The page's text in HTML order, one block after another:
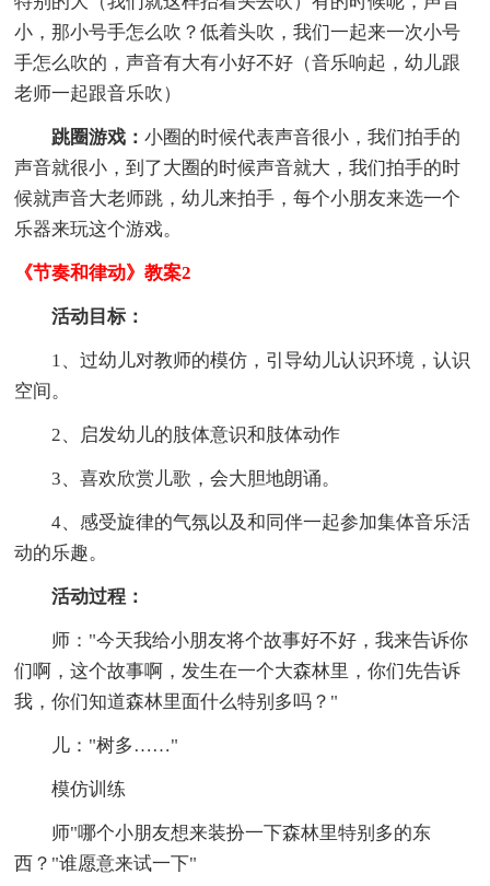
小，那小号手怎么吹？低着头吹，我们一起来一次小号
手怎么吹的，声音有大有小好不好（音乐响起，幼儿跟
老师一起跟音乐吹）
跳圈游戏：小圈的时候代表声音很小，我们拍手的
声音就很小，到了大圈的时候声音就大，我们拍手的时
候就声音大老师跳，幼儿来拍手，每个小朋友来选一个
乐器来玩这个游戏。
《节奏和律动》教案2
活动目标：
1、过幼儿对教师的模仿，引导幼儿认识环境，认识
空间。
2、启发幼儿的肢体意识和肢体动作
3、喜欢欣赏儿歌，会大胆地朗诵。
4、感受旋律的气氛以及和同伴一起参加集体音乐活
动的乐趣。
活动过程：
师："今天我给小朋友将个故事好不好，我来告诉你
们啊，这个故事啊，发生在一个大森林里，你们先告诉
我，你们知道森林里面什么特别多吗？"
儿："树多……"
模仿训练
师"哪个小朋友想来装扮一下森林里特别多的东
西？"谁愿意来试一下"